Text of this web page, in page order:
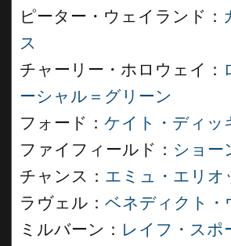
ピーター・ウェイランド：
ス
チャーリー・ホロウェイ：
ーシャル＝グリーン
フォード： ケイト・ディッ
ファイフィールド： ショー
チャンス： エミュ・エリオ
ラヴェル： ベネディクト・
ミルバーン： レイフ・スポ